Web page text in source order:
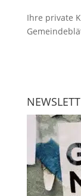
Ihre private